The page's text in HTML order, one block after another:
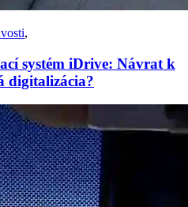
,
systém iDrive: Návrat k
digitalizácia?